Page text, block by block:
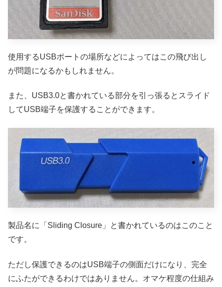
使用するUSBポートの場所などによってはこの飛び出し
が問題になるかもしれません。
また、USB3.0と書かれている部分を引っ張るとスライド
してUSB端子を保護することができます。
製品名に「Sliding Closure」と書かれているのはこのこと
です。
ただし保護できるのはUSB端子の側面だけになり、完全
にふたができるわけではありません。オマケ程度の仕組み